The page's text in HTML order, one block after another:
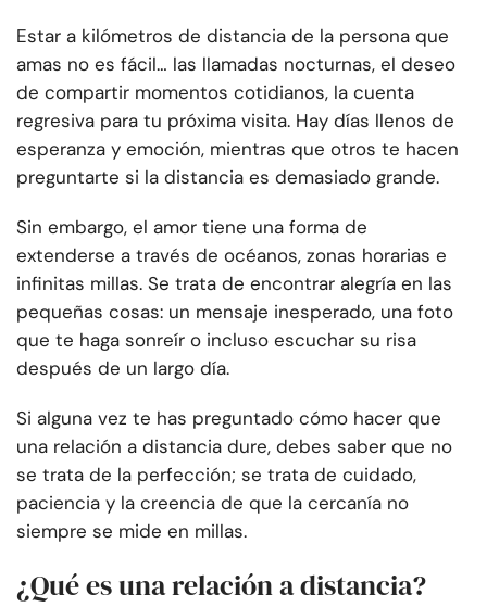
Estar a kilómetros de distancia de la persona que
amas no es fácil… las llamadas nocturnas, el deseo
de compartir momentos cotidianos, la cuenta
regresiva para tu próxima visita. Hay días llenos de
esperanza y emoción, mientras que otros te hacen
preguntarte si la distancia es demasiado grande.
Sin embargo, el amor tiene una forma de
extenderse a través de océanos, zonas horarias e
infinitas millas. Se trata de encontrar alegría en las
pequeñas cosas: un mensaje inesperado, una foto
que te haga sonreír o incluso escuchar su risa
después de un largo día.
Si alguna vez te has preguntado cómo hacer que
una relación a distancia dure, debes saber que no
se trata de la perfección; se trata de cuidado,
paciencia y la creencia de que la cercanía no
siempre se mide en millas.
¿Qué es una relación a distancia?